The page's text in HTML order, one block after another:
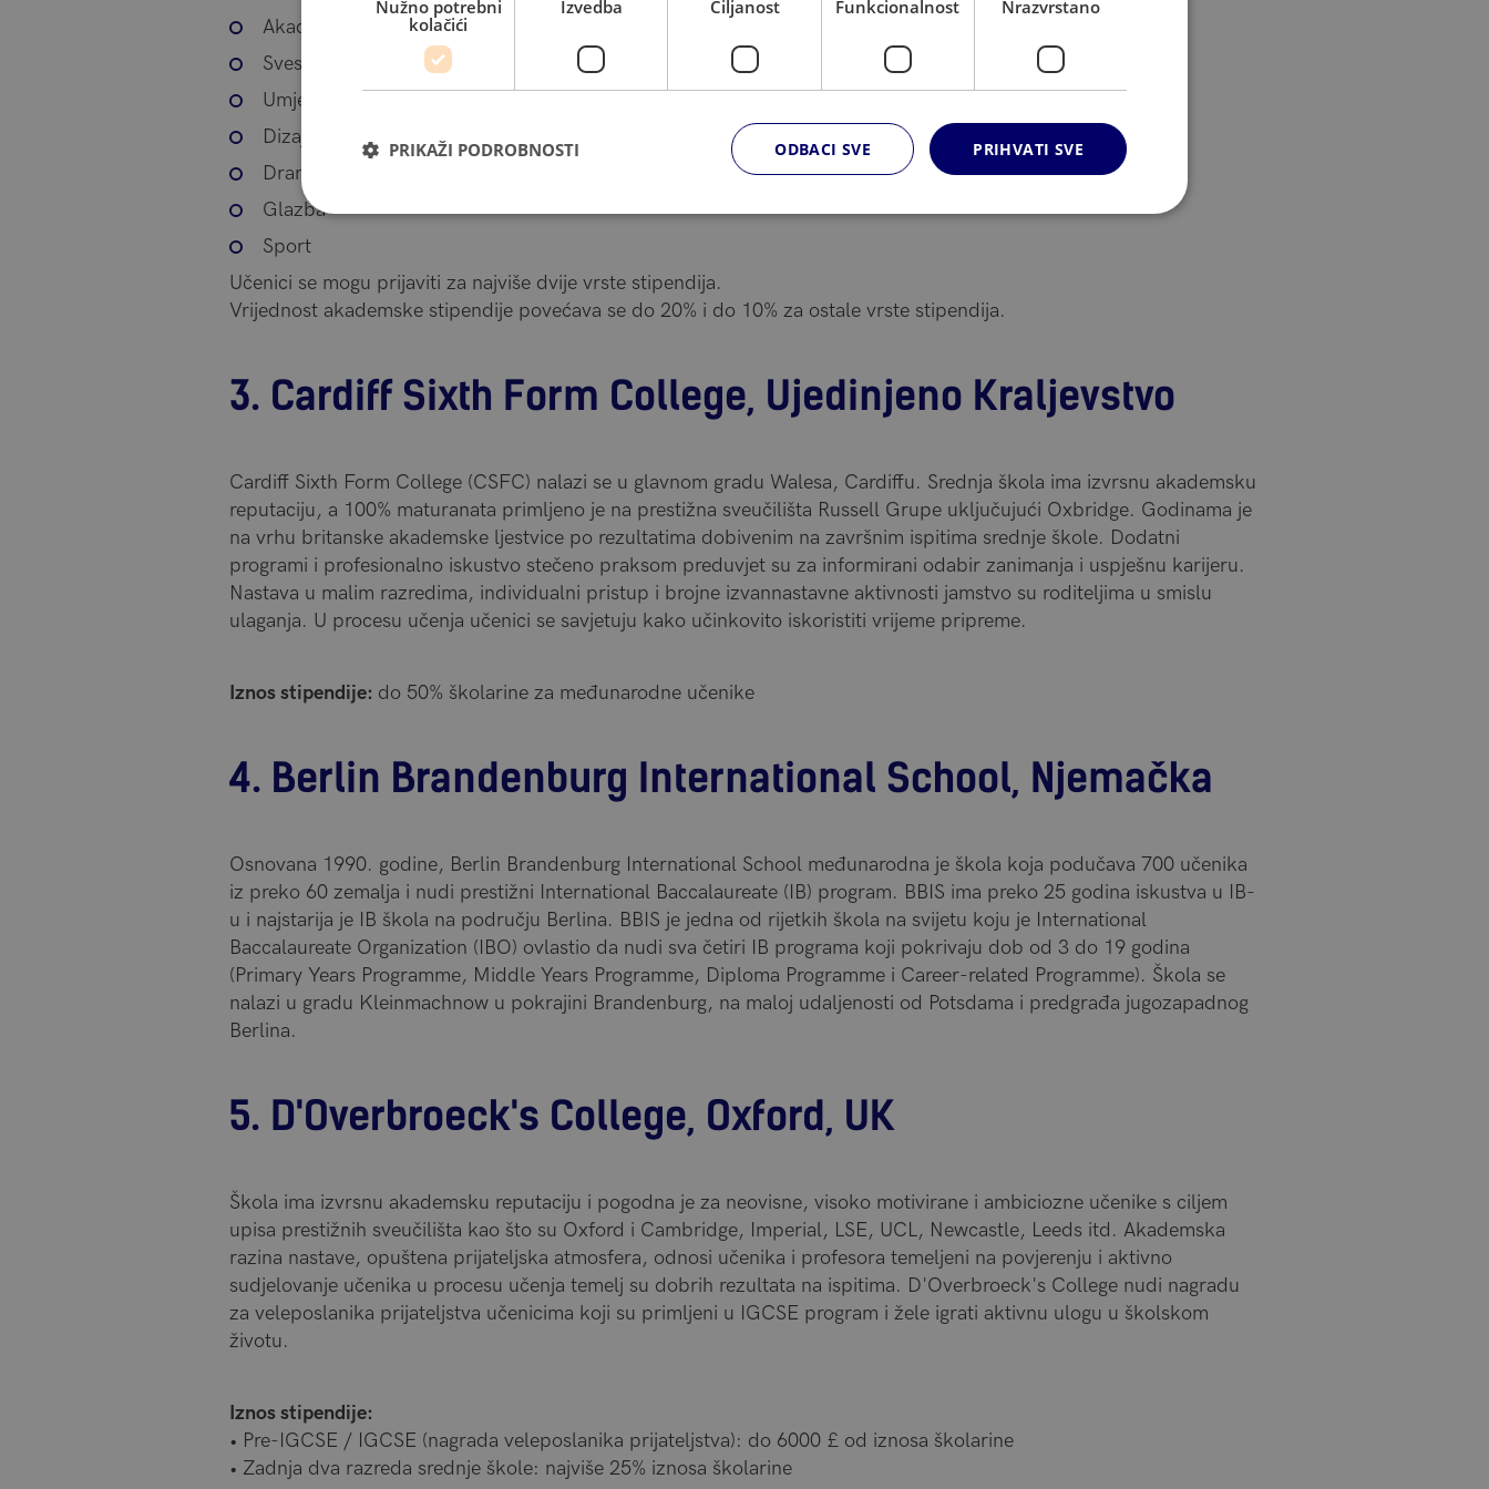
Akademski
Svestrani
Umjetnost
Dizajn i tehnologija
Drama
Glazba
Sport
Učenici se mogu prijaviti za najviše dvije vrste stipendija.
Vrijednost akademske stipendije povećava se do 20% i do 10% za ostale vrste stipendija.
3. Cardiff Sixth Form College, Ujedinjeno Kraljevstvo
Cardiff Sixth Form College (CSFC) nalazi se u glavnom gradu Walesa, Cardiffu. Srednja škola ima izvrsnu akademsku
reputaciju, a 100% maturanata primljeno je na prestižna sveučilišta Russell Grupe uključujući Oxbridge. Godinama je
na vrhu britanske akademske ljestvice po rezultatima dobivenim na završnim ispitima srednje škole. Dodatni
programi i profesionalno iskustvo stečeno praksom preduvjet su za informirani odabir zanimanja i uspješnu karijeru.
Nastava u malim razredima, individualni pristup i brojne izvannastavne aktivnosti jamstvo su roditeljima u smislu
ulaganja. U procesu učenja učenici se savjetuju kako učinkovito iskoristiti vrijeme pripreme.
Iznos stipendije: do 50% školarine za međunarodne učenike
4. Berlin Brandenburg International School, Njemačka
Osnovana 1990. godine, Berlin Brandenburg International School međunarodna je škola koja podučava 700 učenika
iz preko 60 zemalja i nudi prestižni International Baccalaureate (IB) program. BBIS ima preko 25 godina iskustva u IB-
u i najstarija je IB škola na području Berlina. BBIS je jedna od rijetkih škola na svijetu koju je International
Baccalaureate Organization (IBO) ovlastio da nudi sva četiri IB programa koji pokrivaju dob od 3 do 19 godina
(Primary Years Programme, Middle Years Programme, Diploma Programme i Career-related Programme). Škola se
nalazi u gradu Kleinmachnow u pokrajini Brandenburg, na maloj udaljenosti od Potsdama i predgrađa jugozapadnog
Berlina.
5. D'Overbroeck's College, Oxford, UK
Škola ima izvrsnu akademsku reputaciju i pogodna je za neovisne, visoko motivirane i ambiciozne učenike s ciljem
upisa prestižnih sveučilišta kao što su Oxford i Cambridge, Imperial, LSE, UCL, Newcastle, Leeds itd. Akademska
razina nastave, opuštena prijateljska atmosfera, odnosi učenika i profesora temeljeni na povjerenju i aktivno
sudjelovanje učenika u procesu učenja temelj su dobrih rezultata na ispitima. D'Overbroeck's College nudi nagradu
za veleposlanika prijateljstva učenicima koji su primljeni u IGCSE program i žele igrati aktivnu ulogu u školskom
životu.
Iznos stipendije:
• Pre-IGCSE / IGCSE (nagrada veleposlanika prijateljstva): do 6000 £ od iznosa školarine
• Zadnja dva razreda srednje škole: najviše 25% iznosa školarine
Nužno potrebni
kolačići
Izvedba Ciljanost Funkcionalnost Nrazvrstano
PRIHVATI SVE
ODBACI SVE
PRIKAŽI PODROBNOSTI